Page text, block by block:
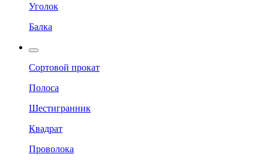
Уголок
Балка
Сортовой прокат
Полоса
Шестигранник
Квадрат
Проволока